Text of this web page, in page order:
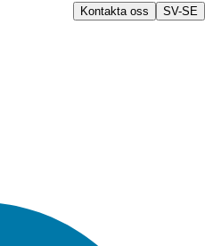
Kontakta oss SV-SE